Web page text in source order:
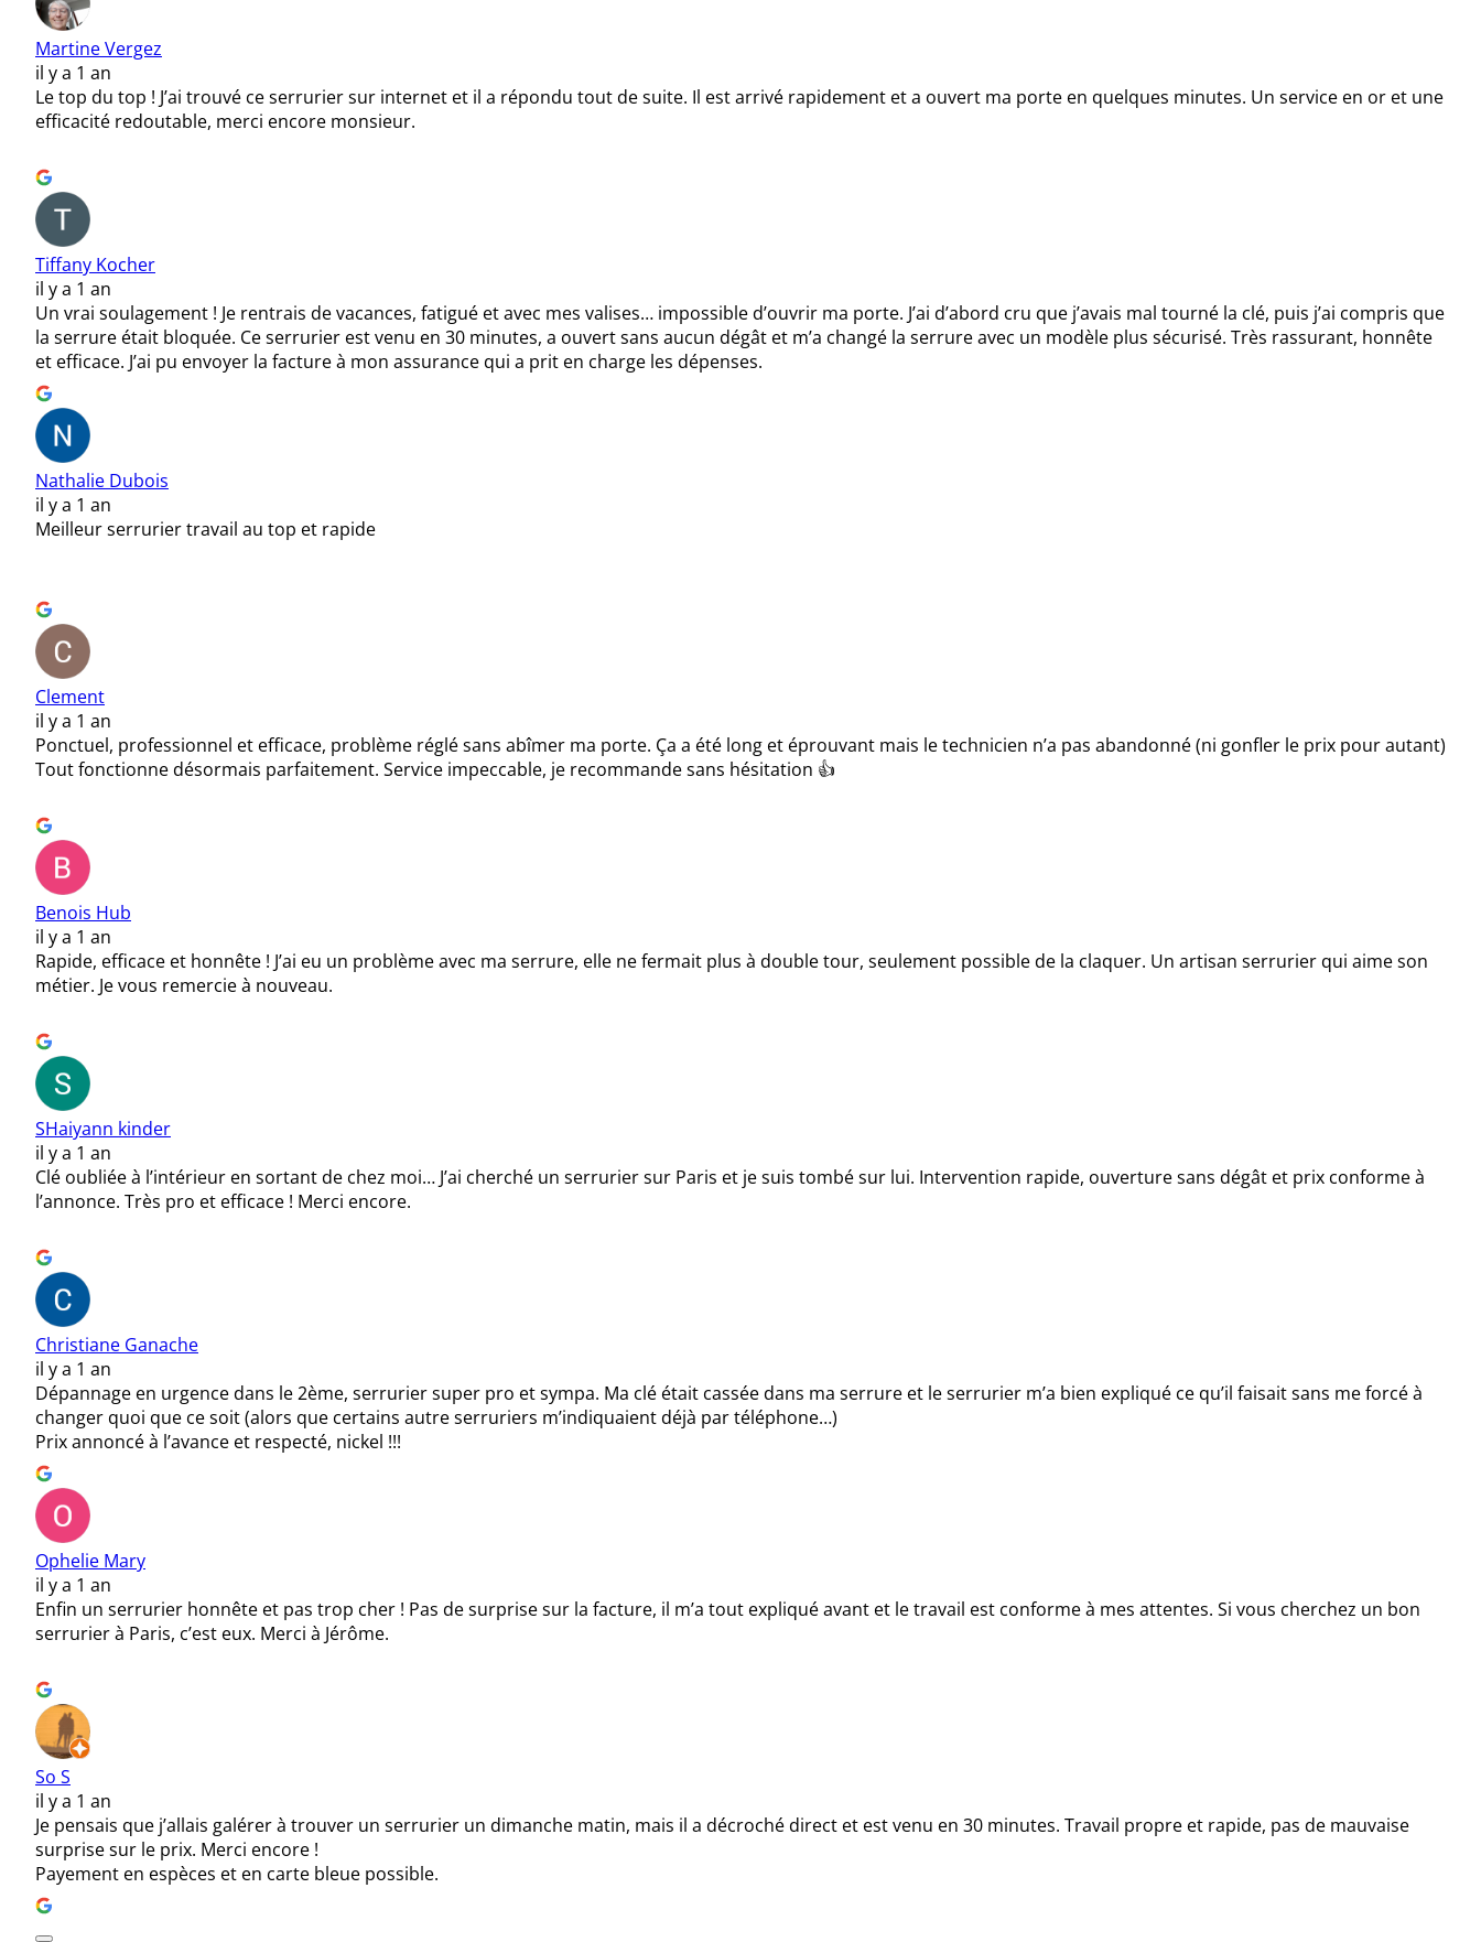
Martine Vergez
il y a 1 an
Le top du top ! J’ai trouvé ce serrurier sur internet et il a répondu tout de suite. Il est arrivé rapidement et a ouvert ma porte en quelques minutes. Un service en or et une
efficacité redoutable, merci encore monsieur.
Tiffany Kocher
il y a 1 an
Un vrai soulagement ! Je rentrais de vacances, fatigué et avec mes valises… impossible d’ouvrir ma porte. J’ai d’abord cru que j’avais mal tourné la clé, puis j’ai compris que
la serrure était bloquée. Ce serrurier est venu en 30 minutes, a ouvert sans aucun dégât et m’a changé la serrure avec un modèle plus sécurisé. Très rassurant, honnête
et efficace. J’ai pu envoyer la facture à mon assurance qui a prit en charge les dépenses.
Nathalie Dubois
il y a 1 an
Meilleur serrurier travail au top et rapide
Clement
il y a 1 an
Ponctuel, professionnel et efficace, problème réglé sans abîmer ma porte. Ça a été long et éprouvant mais le technicien n’a pas abandonné (ni gonfler le prix pour autant)
Tout fonctionne désormais parfaitement. Service impeccable, je recommande sans hésitation 👍
Benois Hub
il y a 1 an
Rapide, efficace et honnête ! J’ai eu un problème avec ma serrure, elle ne fermait plus à double tour, seulement possible de la claquer. Un artisan serrurier qui aime son
métier. Je vous remercie à nouveau.
SHaiyann kinder
il y a 1 an
Clé oubliée à l’intérieur en sortant de chez moi… J’ai cherché un serrurier sur Paris et je suis tombé sur lui. Intervention rapide, ouverture sans dégât et prix conforme à
l’annonce. Très pro et efficace ! Merci encore.
Christiane Ganache
il y a 1 an
Dépannage en urgence dans le 2ème, serrurier super pro et sympa. Ma clé était cassée dans ma serrure et le serrurier m’a bien expliqué ce qu’il faisait sans me forcé à
changer quoi que ce soit (alors que certains autre serruriers m’indiquaient déjà par téléphone…)
Prix annoncé à l’avance et respecté, nickel !!!
Ophelie Mary
il y a 1 an
Enfin un serrurier honnête et pas trop cher ! Pas de surprise sur la facture, il m’a tout expliqué avant et le travail est conforme à mes attentes. Si vous cherchez un bon
serrurier à Paris, c’est eux. Merci à Jérôme.
So S
il y a 1 an
Je pensais que j’allais galérer à trouver un serrurier un dimanche matin, mais il a décroché direct et est venu en 30 minutes. Travail propre et rapide, pas de mauvaise
surprise sur le prix. Merci encore !
Payement en espèces et en carte bleue possible.